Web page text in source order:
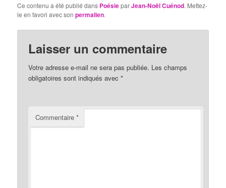
Ce contenu a été publié dans PoésieparJean-Noël Cuénod. Mettez-
le en favori avec sonpermalien.
Laisser un commentaire
Votre adresse e-mail ne sera pas publiée. Les champs
obligatoires sont indiqués avec*
Commentaire*